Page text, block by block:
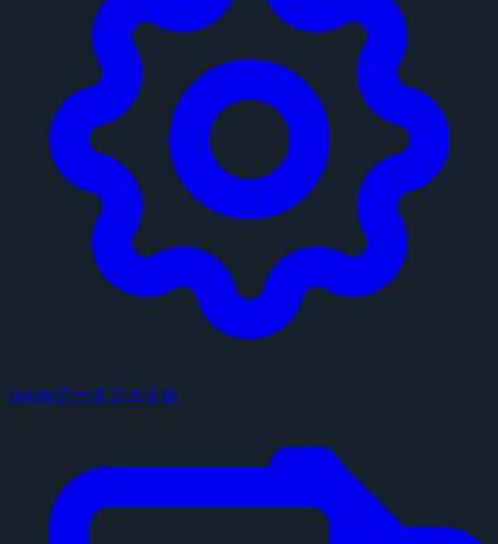
configデータファイル